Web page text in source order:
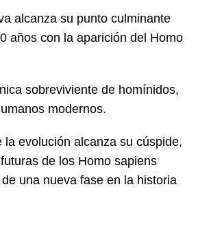
alcanza su punto culminante
años con la aparición del Homo
sobreviviente de homínidos,
modernos.
la evolución alcanza su cúspide,
de los Homo sapiens
una nueva fase en la historia